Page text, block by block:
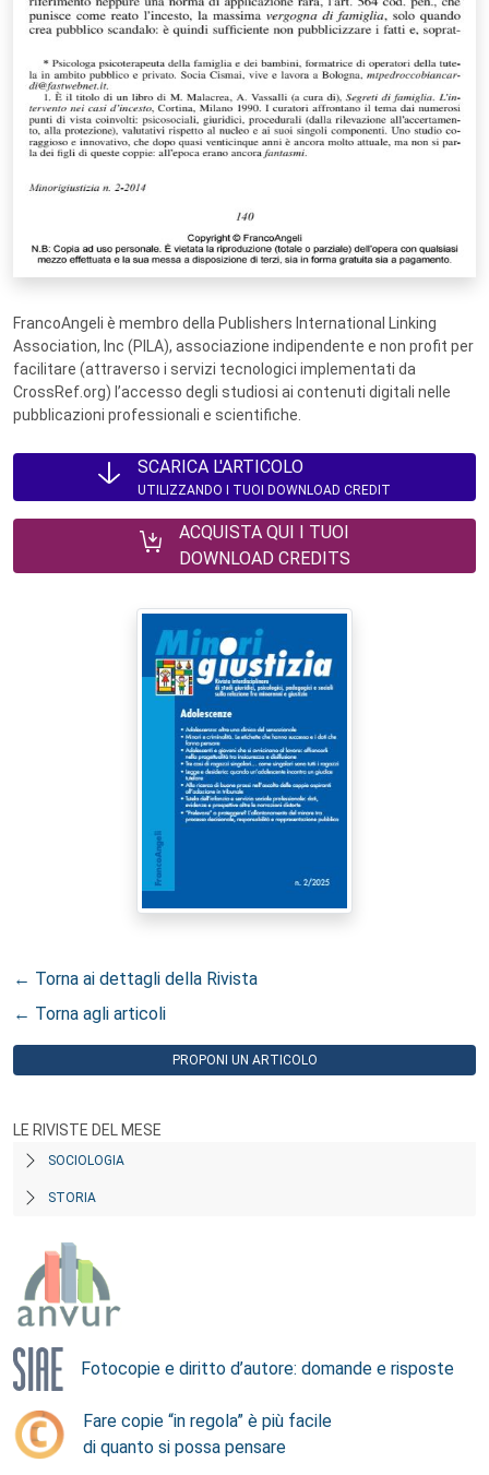
FrancoAngeli è membro della Publishers International Linking
Association, Inc (PILA), associazione indipendente e non profit per
facilitare (attraverso i servizi tecnologici implementati da
CrossRef.org) l’accesso degli studiosi ai contenuti digitali nelle
pubblicazioni professionali e scientifiche.
SCARICA L'ARTICOLO
UTILIZZANDO I TUOI DOWNLOAD CREDIT
ACQUISTA QUI I TUOI
DOWNLOAD CREDITS
← Torna ai dettagli della Rivista
← Torna agli articoli
PROPONI UN ARTICOLO
LE RIVISTE DEL MESE
SOCIOLOGIA
STORIA
Fotocopie e diritto d’autore: domande e risposte
Fare copie “in regola” è più facile
di quanto si possa pensare